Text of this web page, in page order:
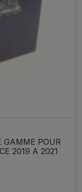
GAMME POUR
2019 A 2021